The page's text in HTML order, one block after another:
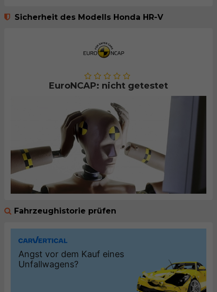
Sicherheit des Modells Honda HR-V
EuroNCAP: nicht getestet
Fahrzeughistorie prüfen